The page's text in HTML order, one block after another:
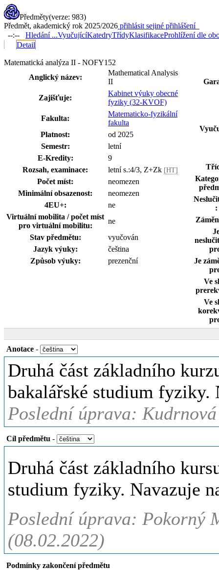
Předměty(verze: 983)
Předmět, akademický rok 2025/2026 přihlásit sejiné přihlášení
--:--
Hledání ...VyučujícíKatedryTřídyKlasifikaceProhlížení dle
Detail
Matematická analýza II - NOFY152
Anglický název:
Mathematical Analysis
II
Zajišťuje:
Kabinet výuky obecné
fyziky (32-KVOF)
Fakulta:
Matematicko-fyzikální
fakulta
Platnost:
od 2025
Semestr:
letní
E-Kredity:
9
Rozsah, examinace:
letní s.:4/3, Z+Zk [HT]
Počet míst:
neomezen
Minimální obsazenost:
neomezen
4EU+:
ne
Virtuální mobilita / počet míst
pro virtuální mobilitu:
ne
Stav předmětu:
vyučován
Jazyk výuky:
čeština
Způsob výuky:
prezenční
:
Je
Ve
Ve
Anotace -
Druhá část základního
bakalářské studium fyziky.
Poslední úprava:
Cíl předmětu -
Druhá část základního
studium fyziky. Navazuje
Poslední úprava: Pokorný
(08.02.2022)
Podmínky zakončení předmětu